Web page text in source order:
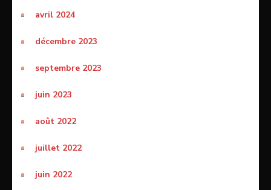
avril 2024
décembre 2023
septembre 2023
juin 2023
août 2022
juillet 2022
juin 2022